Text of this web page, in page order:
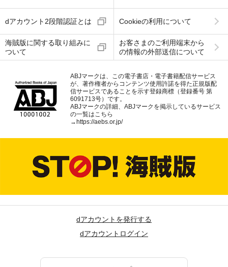
dアカウント2段階認証とは Cookieの利用について
海賊版に関する取り組みに
ついて
お客さまのご利用端末から
の情報の外部送信について
ABJマークは、この電子書店・電子書籍配信サービス
が、著作権者からコンテンツ使用許諾を得た正規版配
信サービスであることを示す登録商標（登録番号 第
6091713号）です。
ABJマークの詳細、ABJマークを掲示しているサービス
の一覧はこちら
→https://aebs.or.jp/
dアカウントを発行する
dアカウントログイン